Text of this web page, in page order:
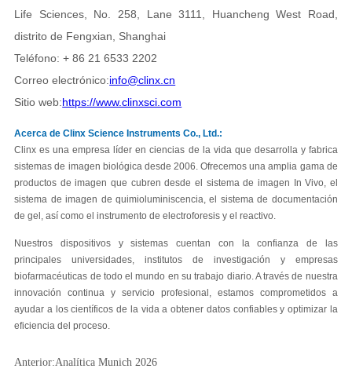
Anterior:Analítica Munich 2026